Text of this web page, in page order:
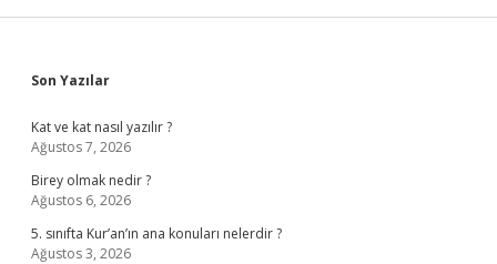
Sidebar
Son Yazılar
Kat ve kat nasıl yazılır ?
Ağustos 7, 2026
Birey olmak nedir ?
Ağustos 6, 2026
5. sınıfta Kur’an’ın ana konuları nelerdir ?
Ağustos 3, 2026